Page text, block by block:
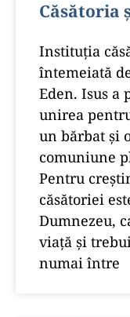
Căsătoria
Instituţia
întemeiată
Eden. Isus a
unirea
un bărbat şi
comuniune
Pentru
căsătoriei
Dumnezeu,
viaţă şi
numai între